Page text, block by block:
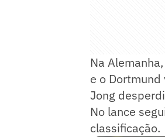
Na
e o
Jong
No lance
classificação.